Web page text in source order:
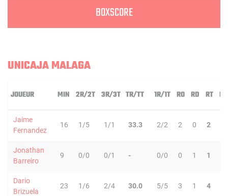
BOXSCORE
UNICAJA MALAGA
JOUEUR MIN 2R/2T 3R/3T TR/TT 1R/1T RO RD RT PD
Jaime
Fernandez
16 1/5 1/1 33.3 2/2 2 0 2
Jonathan
Barreiro
9 0/0 0/1 - 0/0 0 1 1
Dario
Brizuela
23 1/6 2/4 30.0 5/5 3 1 4